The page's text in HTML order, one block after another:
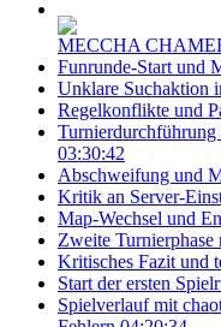
MECCHA
Funrunde-Start und
Unklare Suchaktion
Regelkonflikte und
Turnierdurchführung
03:30:42
Abschweifung und
Kritik an Server-
Map-Wechsel und
Zweite Turnierphase
Kritisches Fazit und
Start der ersten
Spielverlauf mit